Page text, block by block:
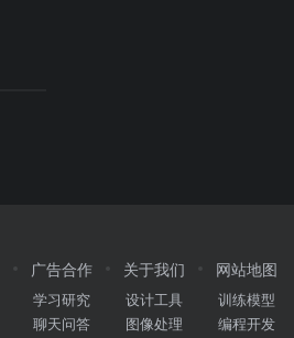
广告合作
学习研究
聊天问答
关于我们
设计工具
图像处理
网站地图
训练模型
编程开发